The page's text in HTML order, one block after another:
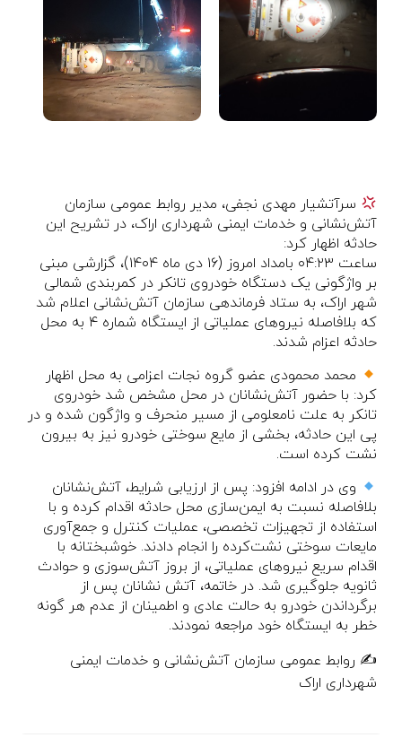
سرآتشیار مهدی نجفی، مدیر روابط عمومی سازمان
آتش‌نشانی و خدمات ایمنی شهرداری اراک، در تشریح این
حادثه اظهار کرد:
ساعت ۰۴:۲۳ بامداد امروز (۱۶ دی ماه ۱۴۰۴)، گزارشی مبنی
بر واژگونی یک دستگاه خودروی تانکر در کمربندی شمالی
شهر اراک، به ستاد فرماندهی سازمان آتش‌نشانی اعلام شد
که بلافاصله نیروهای عملیاتی از ایستگاه شماره ۴ به محل
حادثه اعزام شدند.
محمد محمودی عضو گروه نجات اعزامی به محل اظهار
کرد: با حضور آتش‌نشانان در محل مشخص شد خودروی
تانکر به علت نامعلومی از مسیر منحرف و واژگون شده و در
پی این حادثه، بخشی از مایع سوختی خودرو نیز به بیرون
نشت کرده است.
وی در ادامه افزود: پس از ارزیابی شرایط، آتش‌نشانان
بلافاصله نسبت به ایمن‌سازی محل حادثه اقدام کرده و با
استفاده از تجهیزات تخصصی، عملیات کنترل و جمع‌آوری
مایعات سوختی نشت‌کرده را انجام دادند. خوشبختانه با
اقدام سریع نیروهای عملیاتی، از بروز آتش‌سوزی و حوادث
ثانویه جلوگیری شد. در خاتمه، آتش نشانان پس از
برگرداندن خودرو به حالت عادی و اطمینان از عدم هر گونه
خطر به ایستگاه خود مراجعه نمودند.
✍️ روابط عمومی سازمان آتش‌نشانی و خدمات ایمنی
شهرداری اراک